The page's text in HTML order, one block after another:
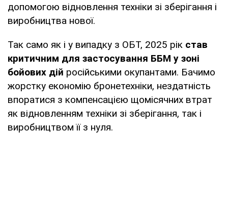
допомогою відновлення техніки зі зберігання і
виробництва нової.
Так само як і у випадку з ОБТ, 2025 рік став
критичним для застосування ББМ у зоні
бойових дій російськими окупантами. Бачимо
жорстку економію бронетехніки, нездатність
впоратися з компенсацією щомісячних втрат
як відновленням техніки зі зберігання, так і
виробництвом її з нуля.